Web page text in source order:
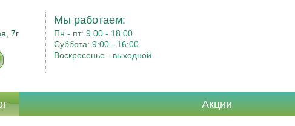
7г
Мы работаем:
Пн - пт:9.00 - 18.00
Суббота:9:00 - 16:00
Воскресенье - выходной
Акции